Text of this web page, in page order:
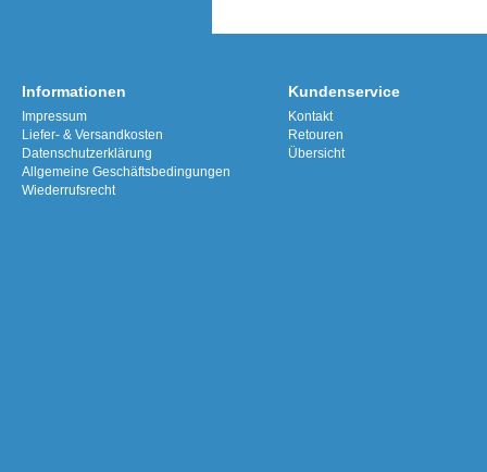
Informationen
Impressum
Liefer- & Versandkosten
Datenschutzerklärung
Allgemeine Geschäftsbedingungen
Wiederrufsrecht
Kundenservice
Kontakt
Retouren
Übersicht